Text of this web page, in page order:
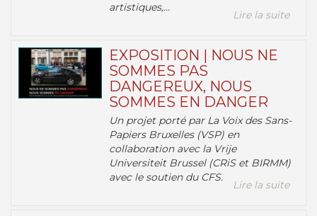
artistiques,...
Lire la suite
EXPOSITION | NOUS NE
SOMMES PAS
DANGEREUX, NOUS
SOMMES EN DANGER
Un projet porté par La Voix des Sans-
Papiers Bruxelles (VSP) en
collaboration avec la Vrije
Universiteit Brussel (CRiS et BIRMM)
avec le soutien du CFS.
Lire la suite